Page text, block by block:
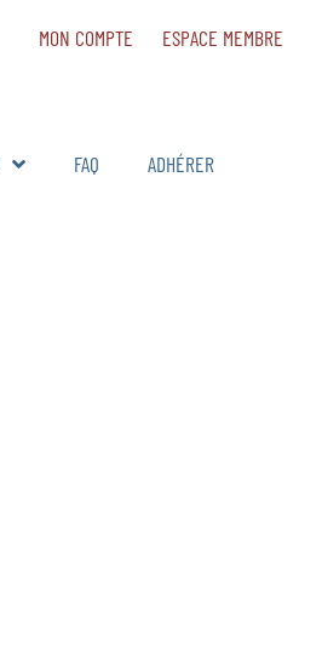
MON COMPTE ESPACE MEMBRE
FAQ ADHÉRER